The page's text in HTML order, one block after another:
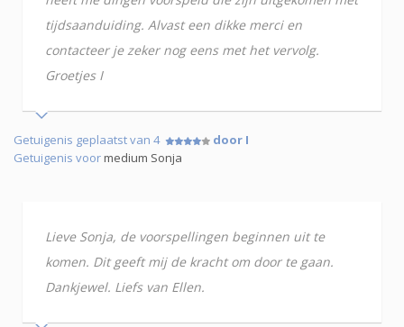
tijdsaanduiding. Alvast een dikke merci en
contacteer je zeker nog eens met het vervolg.
Groetjes I
Getuigenis geplaatst van 4
door I
Getuigenis voormedium Sonja
Lieve Sonja, de voorspellingen beginnen uit te
komen. Dit geeft mij de kracht om door te gaan.
Dankjewel. Liefs van Ellen.